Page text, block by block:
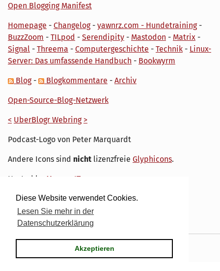
Diese Website verwendet Cookies.
Lesen Sie mehr in der
Datenschutzerklärung
Akzeptieren
Open Blogging Manifest
Homepage - Changelog- yawnrz.com - Hundetraining-
BuzzZoom - TILpod - Serendipity - Mastodon - Matrix -
Signal - Threema - Computergeschichte - Technik - Linux-
Server: Das umfassende Handbuch - Bookwyrm
Blog- Blogkommentare - Archiv
Open-Source-Blog-Netzwerk
< UberBlogr Webring >
Podcast-Logo von Peter Marquardt
Andere Icons sind nicht lizenzfreie Glyphicons.
Hosted by My own IT.
Serendipity& the dirk